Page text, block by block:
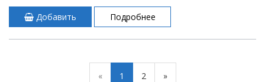
Добавить Подробнее
« 1 2 »